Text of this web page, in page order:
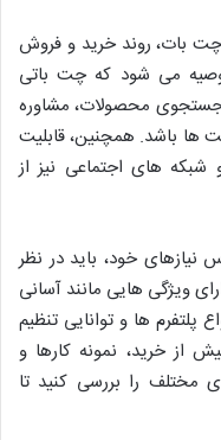
بات، روند خرید و فروش
می شود که چت باتی
جستجوی محصولات، مشاوره
ها باشد. همچنین، قابلیت
های اجتماعی نیز از
خود، باید در نظر
ویژگی هایی مانند آسانی
پلتفرم ها و توانایی تنظیم
از خرید، نمونه کارها و
مختلف را بررسی کنید تا